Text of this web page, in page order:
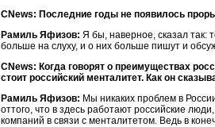
CNews: Последние годы не появилось
Рамиль Яфизов: Я бы, наверное, сказал так:
больше на слуху, и о них больше пишут и
CNews: Когда говорят о преимуществах
стоит российский менталитет. Как он
Рамиль Яфизов: Мы никаких проблем в
оттого, что в здесь работают российские
компаний в связи с менталитетом. Ведь в